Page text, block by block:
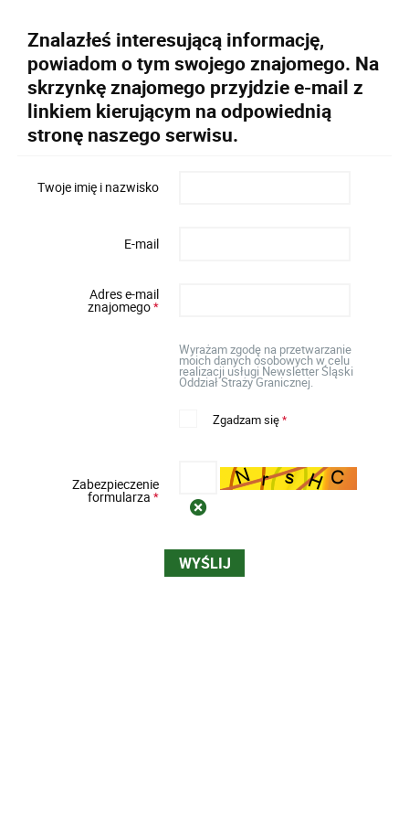
Znalazłeś interesującą informację,
powiadom o tym swojego znajomego. Na
skrzynkę znajomego przyjdzie e-mail z
linkiem kierującym na odpowiednią
stronę naszego serwisu.
Twoje imię i nazwisko
E-mail
Adres e-mail
znajomego*
Wyrażam zgodę na przetwarzanie
moich danych osobowych w celu
realizacji usługi Newsletter Śląski
Oddział Straży Granicznej.
Zgadzam się*
Zabezpieczenie
formularza*